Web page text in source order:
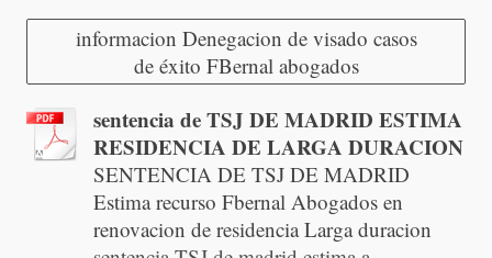
informacion Denegacion de visado casos
de éxito FBernal abogados
sentencia de TSJ DE MADRID ESTIMA
RESIDENCIA DE LARGA DURACION
SENTENCIA DE TSJ DE MADRID
Estima recurso Fbernal Abogados en
renovacion de residencia Larga duracion